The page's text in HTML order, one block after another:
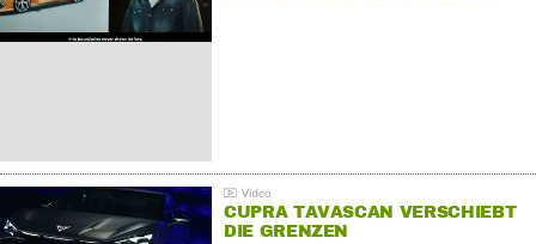
CUPRA TAVASCAN VERSCHIEBT
DIE GRENZEN